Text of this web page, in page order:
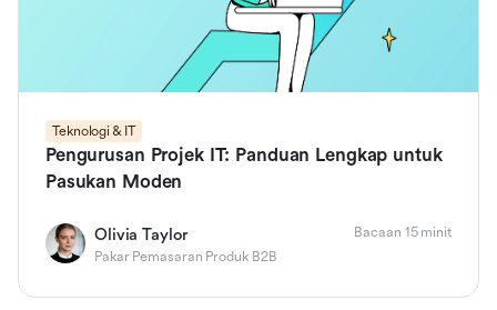
Teknologi & IT
Pengurusan Projek IT: Panduan Lengkap untuk
Pasukan Moden
Olivia Taylor
Pakar Pemasaran Produk B2B
Bacaan 15 minit